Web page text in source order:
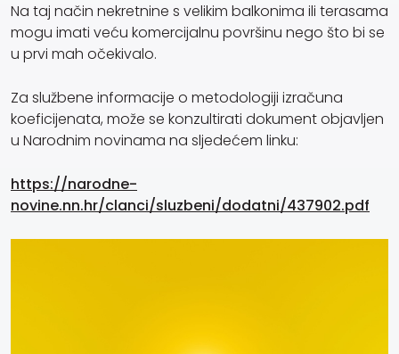
Na taj način nekretnine s velikim balkonima ili terasama
mogu imati veću komercijalnu površinu nego što bi se
u prvi mah očekivalo.
Za službene informacije o metodologiji izračuna
koeficijenata, može se konzultirati dokument objavljen
u Narodnim novinama na sljedećem linku:
https://narodne-
novine.nn.hr/clanci/sluzbeni/dodatni/437902.pdf